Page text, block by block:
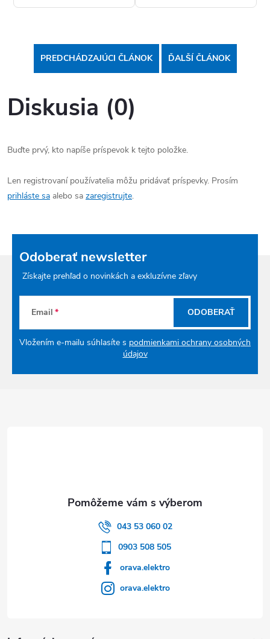
PREDCHÁDZAJÚCI ČLÁNOK ĎALŠÍ ČLÁNOK
Diskusia (0)
Buďte prvý, kto napíše príspevok k tejto položke.
Len registrovaní používatelia môžu pridávať príspevky. Prosím
prihláste sa alebo sa zaregistrujte.
Odoberať newsletter
Získajte prehľad o novinkách a exkluzívne zľavy
Email
Vložením e-mailu súhlasíte s podmienkami ochrany osobných
údajov
ODOBERAŤ
043 53 060 02
0903 508 505
orava.elektro
orava.elektro